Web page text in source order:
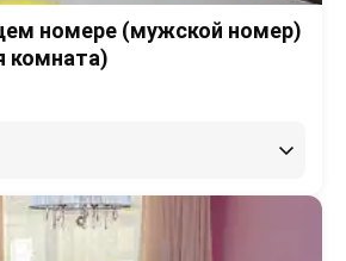
номере (мужской номер)
комната)